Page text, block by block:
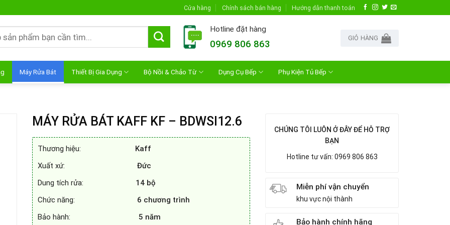
Cửa hàng Chính sách bán hàng Hướng dẫn thanh toán
Hotline đặt hàng
0969 806 863
GIỎ HÀNG
Máy Rửa Bát Thiết Bị Gia Dụng Bộ Nồi & Chảo Từ Dụng Cụ Bếp Phụ Kiện Tủ Bếp
MÁY RỬA BÁT KAFF KF – BDWSI12.6
Thương hiệu: Kaff
Xuất xứ: Đức
Dung tích rửa: 14 bộ
Chức năng: 6 chương trình
Bảo hành: 5 năm
CHÚNG TÔI LUÔN Ở ĐÂY ĐỂ HỖ TRỢ
BẠN
Hotline tư vấn: 0969 806 863
Miễn phí vận chuyển
khu vực nội thành
Bảo hành chính hãng